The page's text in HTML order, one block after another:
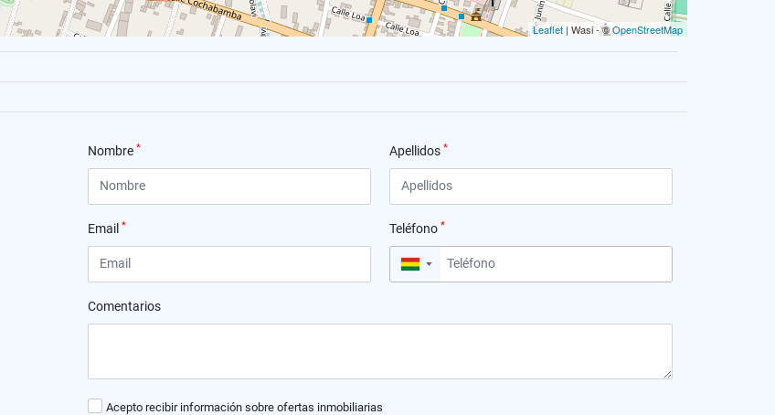
Leaflet | Wasi - ©OpenStreetMap
Nombre * Apellidos *
Email * Teléfono *
▼
Comentarios
Acepto recibir información sobre ofertas inmobiliarias